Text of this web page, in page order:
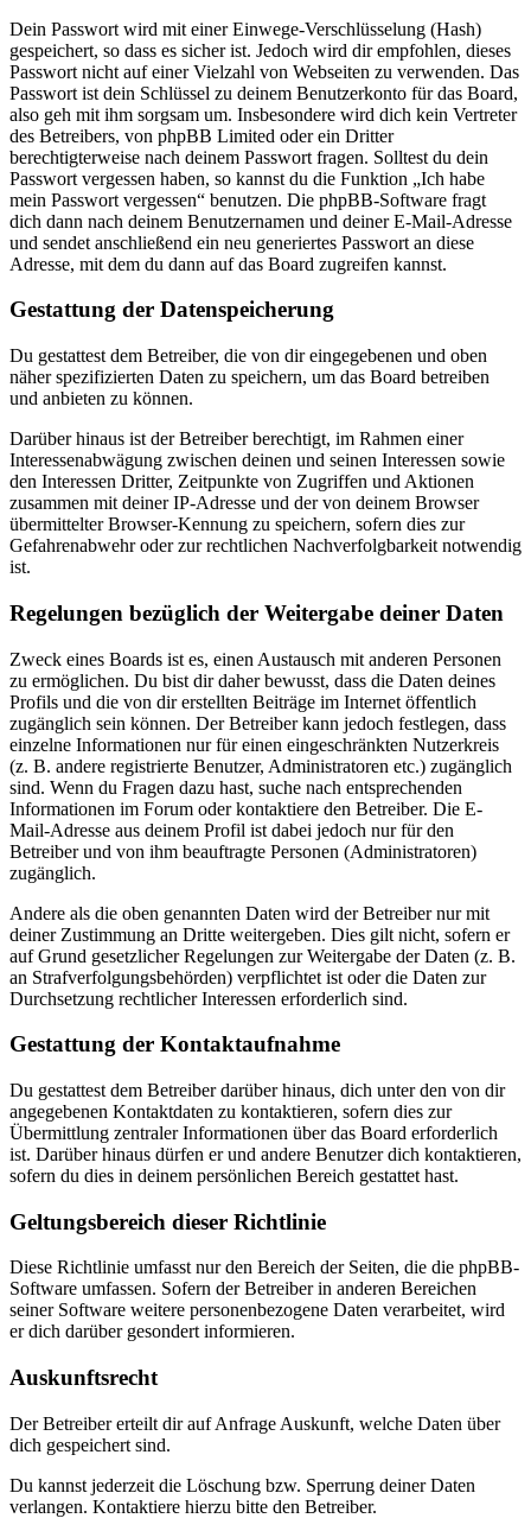
Dein Passwort wird mit einer Einwege-Verschlüsselung (Hash)
gespeichert, so dass es sicher ist. Jedoch wird dir empfohlen, dieses
Passwort nicht auf einer Vielzahl von Webseiten zu verwenden. Das
Passwort ist dein Schlüssel zu deinem Benutzerkonto für das Board,
also geh mit ihm sorgsam um. Insbesondere wird dich kein Vertreter
des Betreibers, von phpBB Limited oder ein Dritter
berechtigterweise nach deinem Passwort fragen. Solltest du dein
Passwort vergessen haben, so kannst du die Funktion „Ich habe
mein Passwort vergessen“ benutzen. Die phpBB-Software fragt
dich dann nach deinem Benutzernamen und deiner E-Mail-Adresse
und sendet anschließend ein neu generiertes Passwort an diese
Adresse, mit dem du dann auf das Board zugreifen kannst.
Gestattung der Datenspeicherung
Du gestattest dem Betreiber, die von dir eingegebenen und oben
näher spezifizierten Daten zu speichern, um das Board betreiben
und anbieten zu können.
Darüber hinaus ist der Betreiber berechtigt, im Rahmen einer
Interessenabwägung zwischen deinen und seinen Interessen sowie
den Interessen Dritter, Zeitpunkte von Zugriffen und Aktionen
zusammen mit deiner IP-Adresse und der von deinem Browser
übermittelter Browser-Kennung zu speichern, sofern dies zur
Gefahrenabwehr oder zur rechtlichen Nachverfolgbarkeit notwendig
ist.
Regelungen bezüglich der Weitergabe deiner Daten
Zweck eines Boards ist es, einen Austausch mit anderen Personen
zu ermöglichen. Du bist dir daher bewusst, dass die Daten deines
Profils und die von dir erstellten Beiträge im Internet öffentlich
zugänglich sein können. Der Betreiber kann jedoch festlegen, dass
einzelne Informationen nur für einen eingeschränkten Nutzerkreis
(z. B. andere registrierte Benutzer, Administratoren etc.) zugänglich
sind. Wenn du Fragen dazu hast, suche nach entsprechenden
Informationen im Forum oder kontaktiere den Betreiber. Die E-
Mail-Adresse aus deinem Profil ist dabei jedoch nur für den
Betreiber und von ihm beauftragte Personen (Administratoren)
zugänglich.
Andere als die oben genannten Daten wird der Betreiber nur mit
deiner Zustimmung an Dritte weitergeben. Dies gilt nicht, sofern er
auf Grund gesetzlicher Regelungen zur Weitergabe der Daten (z. B.
an Strafverfolgungsbehörden) verpflichtet ist oder die Daten zur
Durchsetzung rechtlicher Interessen erforderlich sind.
Gestattung der Kontaktaufnahme
Du gestattest dem Betreiber darüber hinaus, dich unter den von dir
angegebenen Kontaktdaten zu kontaktieren, sofern dies zur
Übermittlung zentraler Informationen über das Board erforderlich
ist. Darüber hinaus dürfen er und andere Benutzer dich kontaktieren,
sofern du dies in deinem persönlichen Bereich gestattet hast.
Geltungsbereich dieser Richtlinie
Diese Richtlinie umfasst nur den Bereich der Seiten, die die phpBB-
Software umfassen. Sofern der Betreiber in anderen Bereichen
seiner Software weitere personenbezogene Daten verarbeitet, wird
er dich darüber gesondert informieren.
Auskunftsrecht
Der Betreiber erteilt dir auf Anfrage Auskunft, welche Daten über
dich gespeichert sind.
Du kannst jederzeit die Löschung bzw. Sperrung deiner Daten
verlangen. Kontaktiere hierzu bitte den Betreiber.